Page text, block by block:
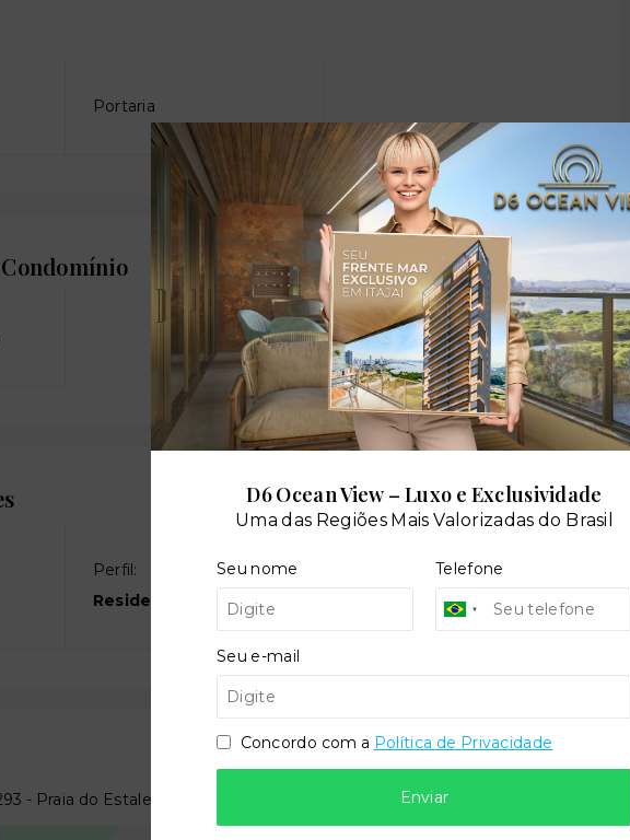
Portaria
Perfil:
Residencial
- Praia do Estaleiro - Balneário Camboriú/SC - 88334-020
D6 Ocean View – Luxo e Exclusividade
Uma das Regiões Mais Valorizadas do Brasil
Seu nome Telefone
Seu e-mail
Concordo com a Política de Privacidade
Enviar